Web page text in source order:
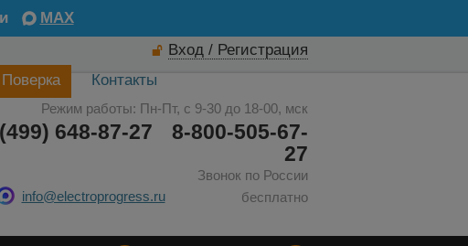
и
MAX
Вход / Регистрация
Поверка Контакты
Режим работы: Пн-Пт, с 9-30 до 18-00, мск
8-800-505-67-
27
Звонок по России
бесплатно
648-87-27
info@electroprogress.ru